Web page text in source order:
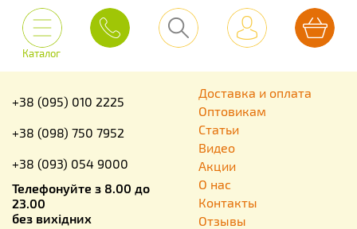
Каталог
+38 (095) 010 2225
+38 (098) 750 7952
+38 (093) 054 9000
Телефонуйте з 8.00 до
23.00
без вихідних
Доставка и оплата
Оптовикам
Статьи
Видео
Акции
О нас
Контакты
Отзывы